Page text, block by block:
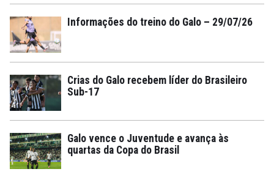
Informações do treino do Galo – 29/07/26
Crias do Galo recebem líder do Brasileiro
Sub-17
Galo vence o Juventude e avança às
quartas da Copa do Brasil